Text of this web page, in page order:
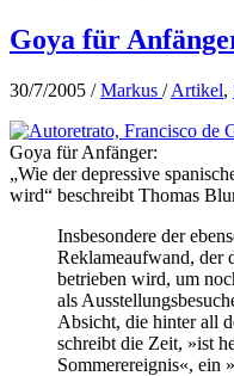
Goya für
30/7/2005 /Markus /Artikel,
Goya für Anfänger:
„Wie der depressive
wird“ beschreibt Thomas
Insbesondere der
Reklameaufwand, der
betrieben wird, um
als
Absicht, die hinter all
schreibt die Zeit, »ist
Sommerereignis«, ein